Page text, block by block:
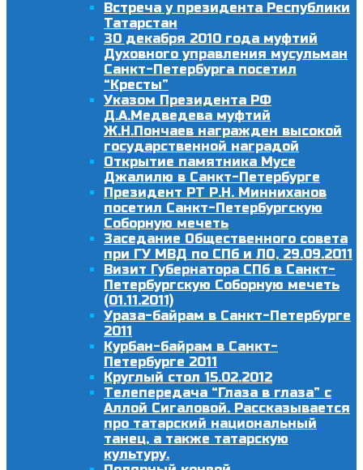
Встреча у президента Республики
Татарстан
30 декабря 2010 года муфтий
Духовного управления мусульман
Санкт-Петербурга посетил
“Кресты”
Указом Президента РФ
Д.А.Медведева муфтий
Ж.Н.Пончаев награжден высокой
государственной наградой
Открытие памятника Мусе
Джалилю в Санкт-Петербурге
Президент РТ Р.Н. Минниханов
посетил Санкт-Петербургскую
Соборную мечеть
Заседание Общественного совета
при ГУ МВД по СПб и ЛО, 29.09.2011
Визит Губернатора СПб в Санкт-
Петербургскую Соборную мечеть
(01.11.2011)
Ураза-байрам в Санкт-Петербурге
2011
Курбан-байрам в Санкт-
Петербурге 2011
Круглый стол 15.02.2012
Телепередача “Глаза в глаза” с
Аллой Сигаловой. Рассказывается
про татарский национальный
танец, а также татарскую
культуру.